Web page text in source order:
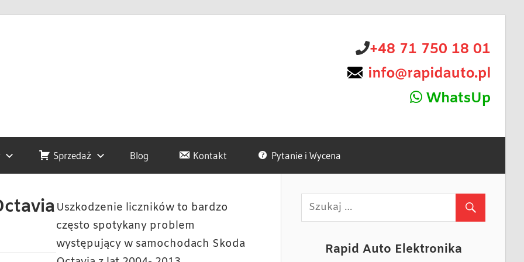
+48 71 750 18 01
WhatsUp
Sprzedaż Blog Kontakt Pytanie i Wycena
Uszkodzenie liczników to bardzo
często spotykany problem
występujący w samochodach Skoda
Rapid Auto Elektronika